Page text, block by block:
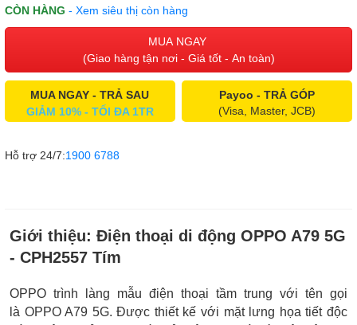
CÒN HÀNG - Xem siêu thị còn hàng
MUA NGAY
(Giao hàng tận nơi - Giá tốt - An toàn)
MUA NGAY - TRẢ SAU
GIẢM 10% - TỐI ĐA 1TR
Payoo - TRẢ GÓP
(Visa, Master, JCB)
Hỗ trợ 24/7:1900 6788
Giới thiệu: Điện thoại di động OPPO A79 5G
- CPH2557 Tím
OPPO trình làng mẫu điện thoại tầm trung với tên gọi
là OPPO A79 5G. Được thiết kế với mặt lưng họa tiết độc